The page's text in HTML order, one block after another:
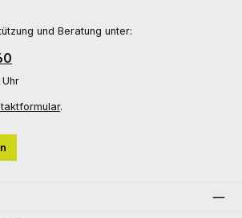
und Beratung unter:
.